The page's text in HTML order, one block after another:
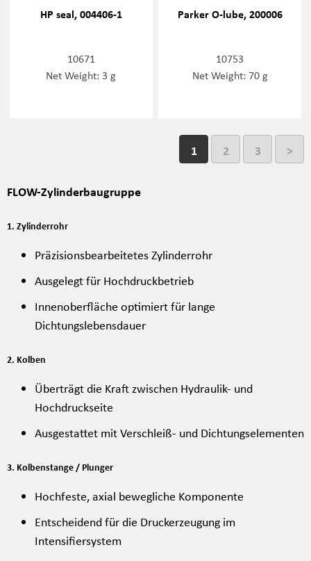
HP seal, 004406-1
10671
Net Weight: 3 g
Parker O-lube, 200006
10753
Net Weight: 70 g
1 2 3 >
FLOW-Zylinderbaugruppe
1. Zylinderrohr
Präzisionsbearbeitetes Zylinderrohr
Ausgelegt für Hochdruckbetrieb
Innenoberfläche optimiert für lange
Dichtungslebensdauer
2. Kolben
Überträgt die Kraft zwischen Hydraulik- und
Hochdruckseite
Ausgestattet mit Verschleiß- und Dichtungselementen
3. Kolbenstange / Plunger
Hochfeste, axial bewegliche Komponente
Entscheidend für die Druckerzeugung im
Intensifiersystem